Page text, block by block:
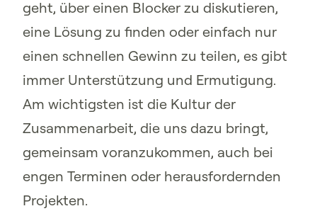
geht, über einen Blocker zu diskutieren,
eine Lösung zu finden oder einfach nur
einen schnellen Gewinn zu teilen, es gibt
immer Unterstützung und Ermutigung.
Am wichtigsten ist die Kultur der
Zusammenarbeit, die uns dazu bringt,
gemeinsam voranzukommen, auch bei
engen Terminen oder herausfordernden
Projekten.